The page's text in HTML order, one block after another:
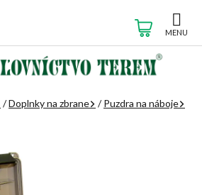
KOŠÍK
/Doplnky na zbrane / Puzdra na náboje